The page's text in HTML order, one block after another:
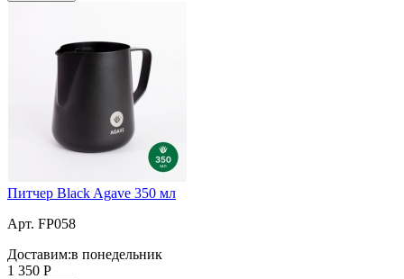
Питчер Black Agave 350 мл
Арт. FP058
Доставим:в понедельник
1 350 Р